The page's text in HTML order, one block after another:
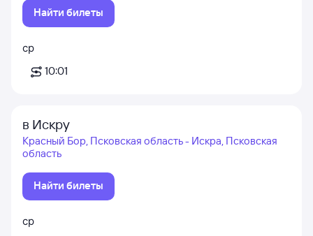
Найти билеты
ср
10:01
в Искру
Красный Бор, Псковская область - Искра, Псковская
область
Найти билеты
ср